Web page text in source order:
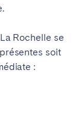
Rochelle se
soit
: